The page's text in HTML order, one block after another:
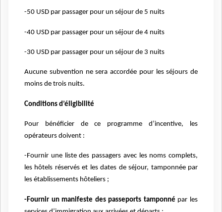
-50 USD par passager pour un séjour de 5 nuits
-40 USD par passager pour un séjour de 4 nuits
-30 USD par passager pour un séjour de 3 nuits
Aucune subvention ne sera accordée pour les séjours de
moins de trois nuits.
Conditions d’éligibilité
Pour bénéficier de ce programme d’incentive, les
opérateurs doivent :
-Fournir une liste des passagers avec les noms complets,
les hôtels réservés et les dates de séjour, tamponnée par
les établissements hôteliers ;
-Fournir un manifeste des passeports tamponné par les